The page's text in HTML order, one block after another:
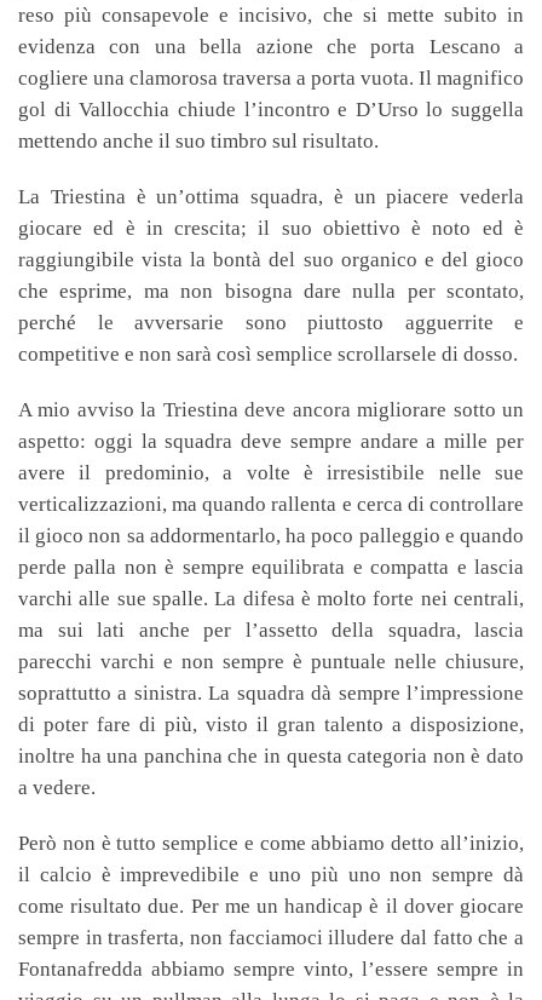
reso più consapevole e incisivo, che si mette subito in
evidenza con una bella azione che porta Lescano a
cogliere una clamorosa traversa a porta vuota. Il magnifico
gol di Vallocchia chiude l’incontro e D’Urso lo suggella
mettendo anche il suo timbro sul risultato.
La Triestina è un’ottima squadra, è un piacere vederla
giocare ed è in crescita; il suo obiettivo è noto ed è
raggiungibile vista la bontà del suo organico e del gioco
che esprime, ma non bisogna dare nulla per scontato,
perché le avversarie sono piuttosto agguerrite e
competitive e non sarà così semplice scrollarsele di dosso.
A mio avviso la Triestina deve ancora migliorare sotto un
aspetto: oggi la squadra deve sempre andare a mille per
avere il predominio, a volte è irresistibile nelle sue
verticalizzazioni, ma quando rallenta e cerca di controllare
il gioco non sa addormentarlo, ha poco palleggio e quando
perde palla non è sempre equilibrata e compatta e lascia
varchi alle sue spalle. La difesa è molto forte nei centrali,
ma sui lati anche per l’assetto della squadra, lascia
parecchi varchi e non sempre è puntuale nelle chiusure,
soprattutto a sinistra. La squadra dà sempre l’impressione
di poter fare di più, visto il gran talento a disposizione,
inoltre ha una panchina che in questa categoria non è dato
a vedere.
Però non è tutto semplice e come abbiamo detto all’inizio,
il calcio è imprevedibile e uno più uno non sempre dà
come risultato due. Per me un handicap è il dover giocare
sempre in trasferta, non facciamoci illudere dal fatto che a
Fontanafredda abbiamo sempre vinto, l’essere sempre in